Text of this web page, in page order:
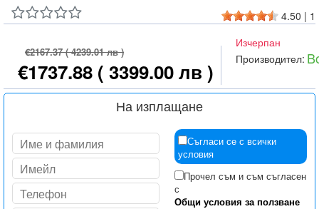
4.50 | 1
€2167.37( 4239.01 лв )
€1737.88 ( 3399.00 лв )
Изчерпан
Производител:
На изплащане
Съгласи се с всички
условия
Прочел съм и съм съгласен
с
Общи условия за ползване